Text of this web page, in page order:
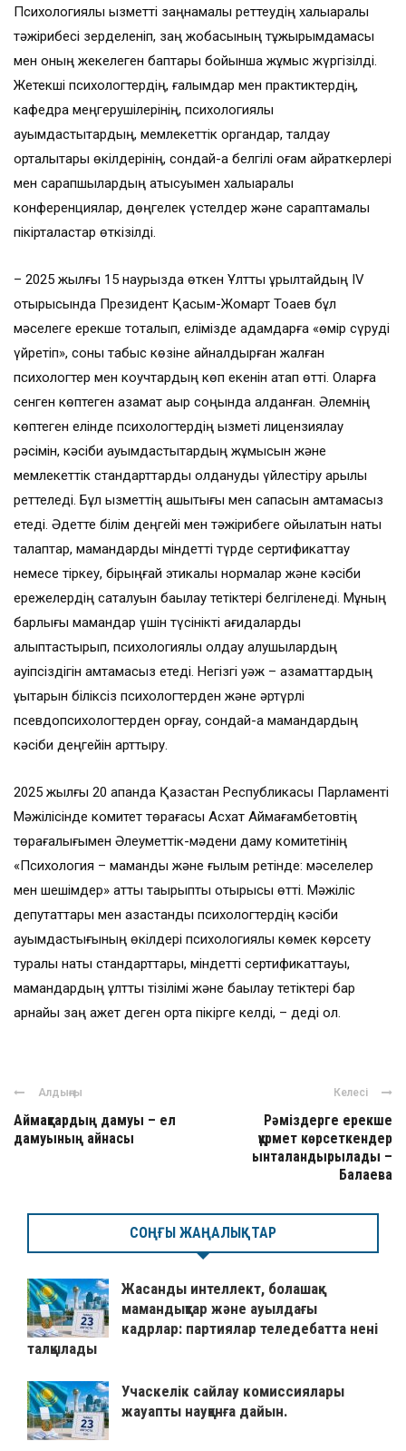
Психологиялық қызметті заңнамалық реттеудің халықаралық
тәжірибесі зерделеніп, заң жобасының тұжырымдамасы
мен оның жекелеген баптары бойынша жұмыс жүргізілді.
Жетекші психологтердің, ғалымдар мен практиктердің,
кафедра меңгерушілерінің, психологиялық
қауымдастықтардың, мемлекеттік органдар, талдау
орталықтары өкілдерінің, сондай-ақ белгілі қоғам қайраткерлері
мен сарапшылардың қатысуымен халықаралық
конференциялар, дөңгелек үстелдер және сараптамалық
пікірталастар өткізілді.
– 2025 жылғы 15 наурызда өткен Ұлттық құрылтайдың IV
отырысында Президент Қасым-Жомарт Тоқаев бұл
мәселеге ерекше тоқталып, елімізде адамдарға «өмір сүруді
үйретіп», соны табыс көзіне айналдырған жалған
психологтер мен коучтардың көп екенін атап өтті. Оларға
сенген көптеген азамат ақыр соңында алданған. Әлемнің
көптеген елінде психологтердің қызметі лицензиялау
рәсімін, кәсіби қауымдастықтардың жұмысын және
мемлекеттік стандарттарды қолдануды үйлестіру арқылы
реттеледі. Бұл қызметтің ашықтығы мен сапасын қамтамасыз
етеді. Әдетте білім деңгейі мен тәжірибеге қойылатын нақты
талаптар, мамандарды міндетті түрде сертификаттау
немесе тіркеу, бірыңғай этикалық нормалар және кәсіби
ережелердің сақталуын бақылау тетіктері белгіленеді. Мұның
барлығы мамандар үшін түсінікті қағидаларды
қалыптастырып, психологиялық қолдау алушылардың
қауіпсіздігін қамтамасыз етеді. Негізгі уәж – азаматтардың
құқықтарын біліксіз психологтерден және әртүрлі
псевдопсихологтерден қорғау, сондай-ақ мамандардың
кәсіби деңгейін арттыру.
2025 жылғы 20 ақпанда Қазақстан Республикасы Парламенті
Мәжілісінде комитет төрағасы Асхат Аймағамбетовтің
төрағалығымен Әлеуметтік-мәдени даму комитетінің
«Психология – мамандық және ғылым ретінде: мәселелер
мен шешімдер» атты тақырыптық отырысы өтті. Мәжіліс
депутаттары мен қазақстандық психологтердің кәсіби
қауымдастығының өкілдері психологиялық көмек көрсету
туралы нақты стандарттары, міндетті сертификаттауы,
мамандардың ұлттық тізілімі және бақылау тетіктері бар
арнайы заң қажет деген ортақ пікірге келді, – деді ол.
Алдыңғы
Аймақтардың дамуы – ел
дамуының айнасы
Келесі
Рәміздерге ерекше
құрмет көрсеткендер
ынталандырылады –
Балаева
СОҢҒЫ ЖАҢАЛЫҚТАР
Жасанды интеллект, болашақ
мамандықтар және ауылдағы
кадрлар: партиялар теледебатта нені
талқылады
Учаскелік сайлау комиссиялары
жауапты науқанға дайын.